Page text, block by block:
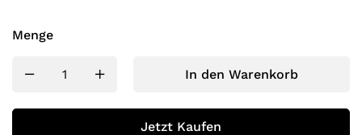
Menge
In den Warenkorb
Jetzt Kaufen